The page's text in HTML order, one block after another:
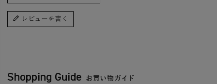
レビューを書く
Shopping Guide お買い物ガイド